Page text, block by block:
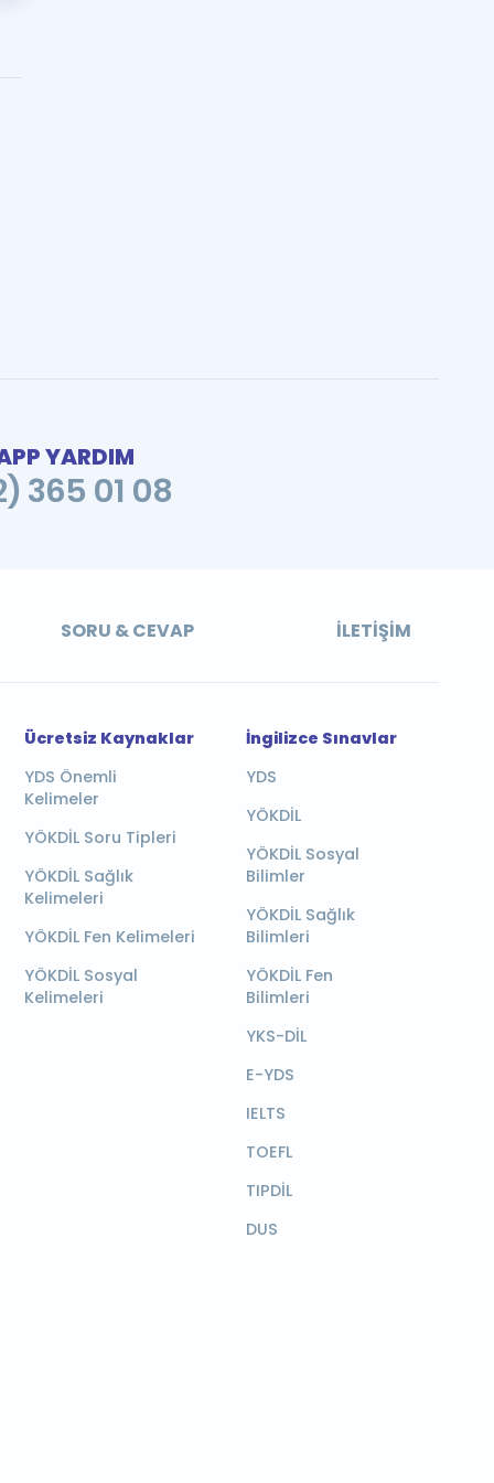
YARDIM
365 01 08
SORU & CEVAP İLETIŞIM
Ücretsiz Kaynaklar
YDS Önemli
Kelimeler
YÖKDİL Soru Tipleri
YÖKDİL Sağlık
Kelimeleri
YÖKDİL Fen Kelimeleri
YÖKDİL Sosyal
Kelimeleri
İngilizce Sınavlar
YDS
YÖKDİL
YÖKDİL Sosyal
Bilimler
YÖKDİL Sağlık
Bilimleri
YÖKDİL Fen
Bilimleri
YKS-DİL
E-YDS
IELTS
TOEFL
TIPDİL
DUS